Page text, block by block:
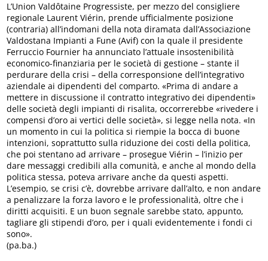
L’Union Valdôtaine Progressiste, per mezzo del consigliere
regionale Laurent Viérin, prende ufficialmente posizione
(contraria) all’indomani della nota diramata dall’Associazione
Valdostana Impianti a Fune (Avif) con la quale il presidente
Ferruccio Fournier ha annunciato l’attuale insostenibilità
economico-finanziaria per le società di gestione – stante il
perdurare della crisi – della corresponsione dell’integrativo
aziendale ai dipendenti del comparto. «Prima di andare a
mettere in discussione il contratto integrativo dei dipendenti»
delle società degli impianti di risalita, occorrerebbe «rivedere i
compensi d’oro ai vertici delle società», si legge nella nota. «In
un momento in cui la politica si riempie la bocca di buone
intenzioni, soprattutto sulla riduzione dei costi della politica,
che poi stentano ad arrivare – prosegue Viérin – l’inizio per
dare messaggi credibili alla comunità, e anche al mondo della
politica stessa, poteva arrivare anche da questi aspetti.
L’esempio, se crisi c’è, dovrebbe arrivare dall’alto, e non andare
a penalizzare la forza lavoro e le professionalità, oltre che i
diritti acquisiti. E un buon segnale sarebbe stato, appunto,
tagliare gli stipendi d’oro, per i quali evidentemente i fondi ci
sono».
(pa.ba.)